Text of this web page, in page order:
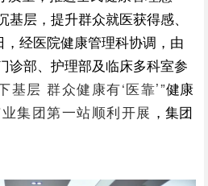
层，提升群众就医获得感、
经医院健康管理科协调，由
诊部、护理部及临床多科室参
基层 群众健康有‘医靠’”健康
集团第一站顺利开展 ，集团